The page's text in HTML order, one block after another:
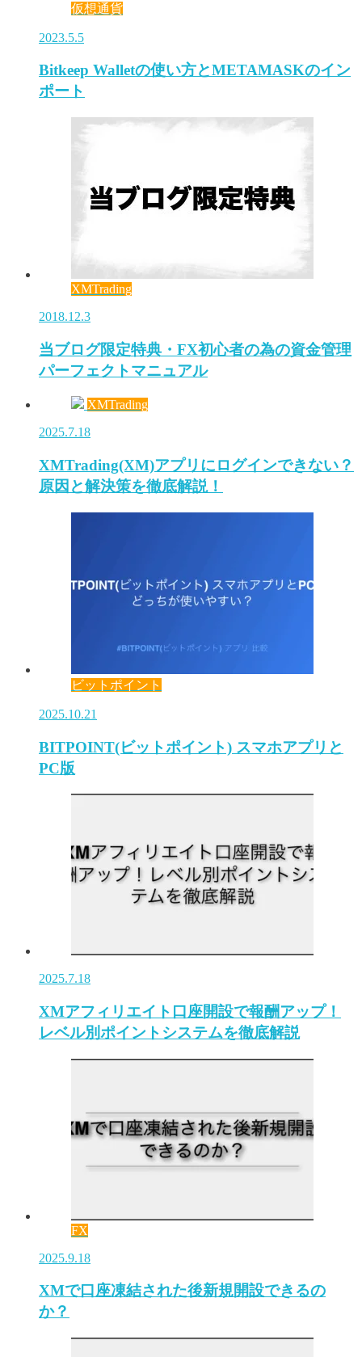
仮想通貨
2023.5.5
Bitkeep Walletの使い方とMETAMASKのイン
ポート
XMTrading
2018.12.3
当ブログ限定特典・FX初心者の為の資金管理
パーフェクトマニュアル
XMTrading
2025.7.18
XMTrading(XM)アプリにログインできない？
原因と解決策を徹底解説！
ビットポイント
2025.10.21
BITPOINT(ビットポイント) スマホアプリと
PC版
2025.7.18
XMアフィリエイト口座開設で報酬アップ！
レベル別ポイントシステムを徹底解説
FX
2025.9.18
XMで口座凍結された後新規開設できるの
か？